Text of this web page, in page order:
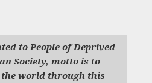
to People of Deprived
Society, motto is to
world through this